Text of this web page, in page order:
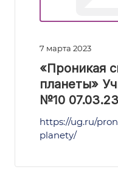
7 марта 2023
«Проникая
планеты»
№10 07.03.23
https://ug.ru/
planety/